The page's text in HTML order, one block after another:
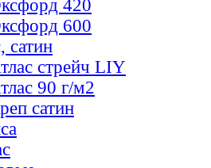
420
600
сатин
стрейч LIY
90 г/м2
сатин